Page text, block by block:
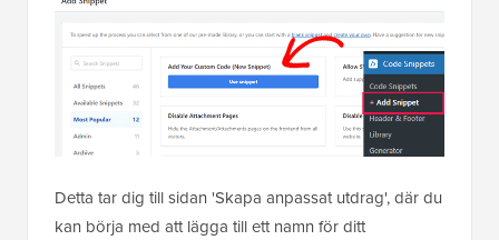
Detta tar dig till sidan 'Skapa anpassat utdrag', där du
kan börja med att lägga till ett namn för ditt